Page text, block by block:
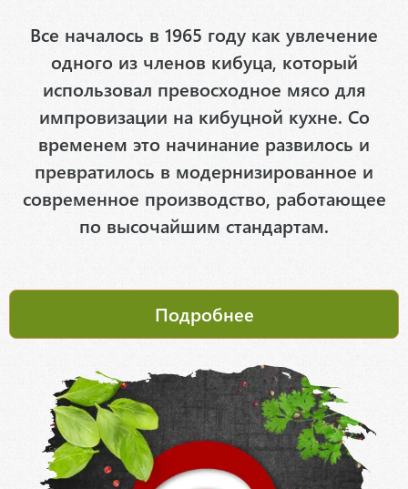
Все началось в 1965 году как увлечение
одного из членов кибуца, который
использовал превосходное мясо для
импровизации на кибуцной кухне. Со
временем это начинание развилось и
превратилось в модернизированное и
современное производство, работающее
по высочайшим стандартам.
Подробнее